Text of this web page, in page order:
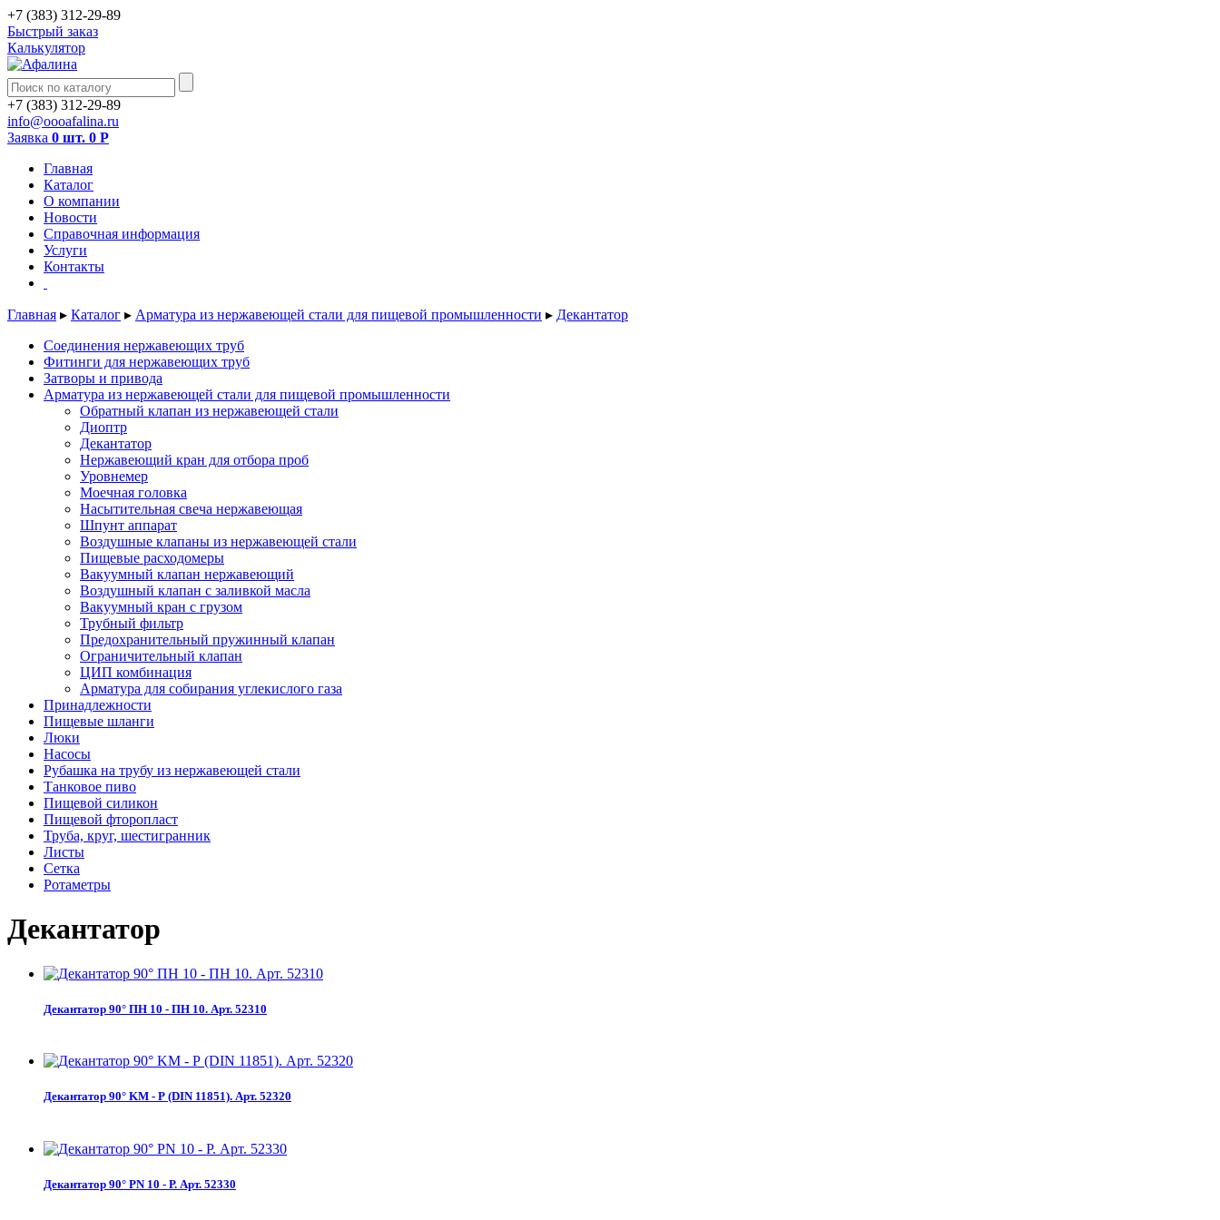
+7 (383) 312-29-89
Быстрый заказ
Калькулятор
+7 (383) 312-29-89
info@oooafalina.ru
Заявка 0 шт. 0 Р
Главная
Каталог
О компании
Новости
Справочная информация
Услуги
Контакты
Главная ▸ Каталог ▸ Арматура из нержавеющей стали для пищевой промышленности ▸ Декантатор
Соединения нержавеющих труб
Фитинги для нержавеющих труб
Затворы и привода
Арматура из нержавеющей стали для пищевой промышленности
Обратный клапан из нержавеющей стали
Диоптр
Декантатор
Нержавеющий кран для отбора проб
Уровнемер
Моечная головка
Насытительная свеча нержавеющая
Шпунт аппарат
Воздушные клапаны из нержавеющей стали
Пищевые расходомеры
Вакуумный клапан нержавеющий
Воздушный клапан с заливкой масла
Вакуумный кран с грузом
Трубный фильтр
Предохранительный пружинный клапан
Ограничительный клапан
ЦИП комбинация
Арматура для собирания углекислого газа
Принадлежности
Пищевые шланги
Люки
Насосы
Рубашка на трубу из нержавеющей стали
Танковое пиво
Пищевой силикон
Пищевой фторопласт
Труба, круг, шестигранник
Листы
Сетка
Ротаметры
Декантатор
Декантатор 90° ПН 10 - ПН 10. Арт. 52310
Декантатор 90° KM - Р (DIN 11851). Арт. 52320
Декантатор 90° PN 10 - Р. Арт. 52330